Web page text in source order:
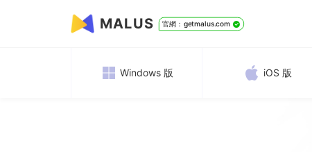
MALUS 官網：getmalus.com
Windows 版 iOS 版